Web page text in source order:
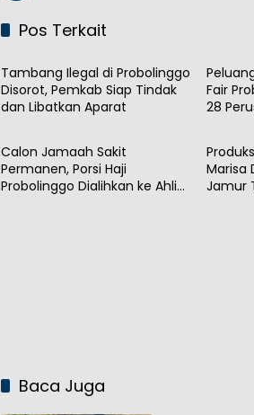
Pos Terkait
Daerah
Tambang Ilegal di Probolinggo
Disorot, Pemkab Siap Tindak
dan Libatkan Aparat
Fair
28
Daerah
Calon Jamaah Sakit
Permanen, Porsi Haji
Probolinggo Dialihkan ke Ahli
Marisa
Jamur
Baca Juga